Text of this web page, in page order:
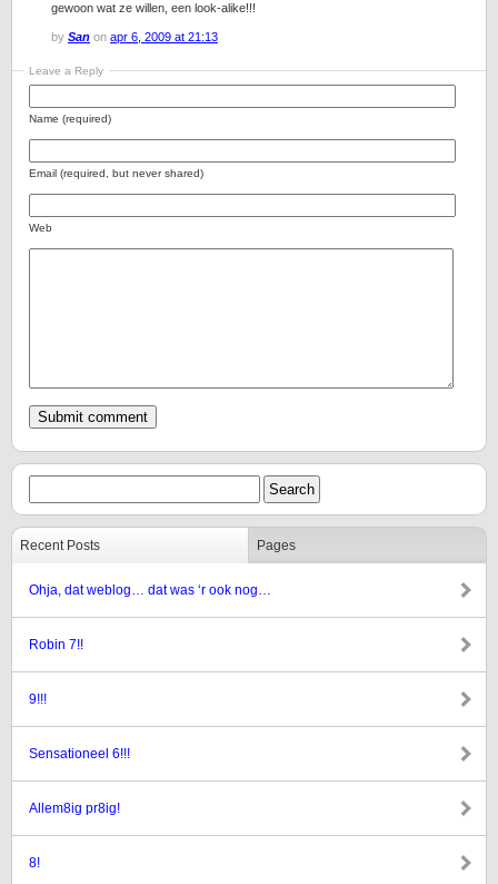
gewoon wat ze willen, een look-alike!!!
by San on apr 6, 2009 at 21:13
Leave a Reply
Name (required)
Email (required, but never shared)
Web
Recent Posts Pages
Ohja, dat weblog… dat was ‘r ook nog…
Robin 7!!
9!!!
Sensationeel 6!!!
Allem8ig pr8ig!
8!